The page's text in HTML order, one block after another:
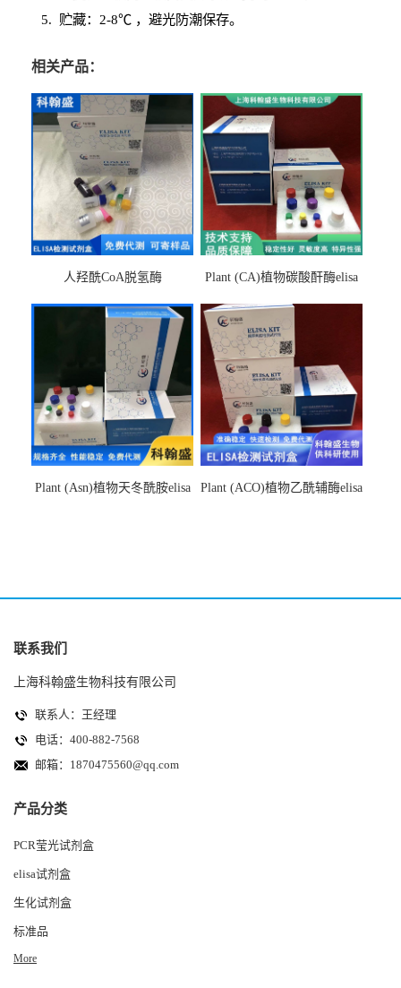
5. 贮藏：2-8℃ ，避光防潮保存。
相关产品：
人羟酰CoA脱氢酶
Plant (CA)植物碳酸酐酶elisa
Plant (Asn)植物天冬酰胺elisa
Plant (ACO)植物乙酰辅酶elisa
联系我们
上海科翰盛生物科技有限公司
联系人：王经理
电话：400-882-7568
邮箱： 1870475560@qq.com
产品分类
PCR莹光试剂盒
elisa试剂盒
生化试剂盒
标准品
More